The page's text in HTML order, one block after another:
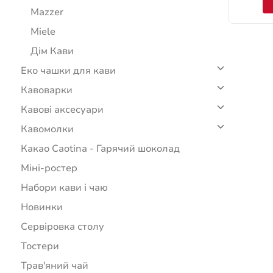
Mazzer
Miele
Дім Кави
Еко чашки для кави
Кавоварки
Кавові аксесуари
Кавомолки
Какао Caotina - Гарячий шоколад
Міні-ростер
Набори кави і чаю
Новинки
Сервіровка столу
Тостери
Трав'яний чай